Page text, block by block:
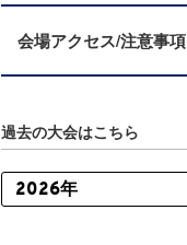
会場アクセス/注意事項
過去の大会はこちら